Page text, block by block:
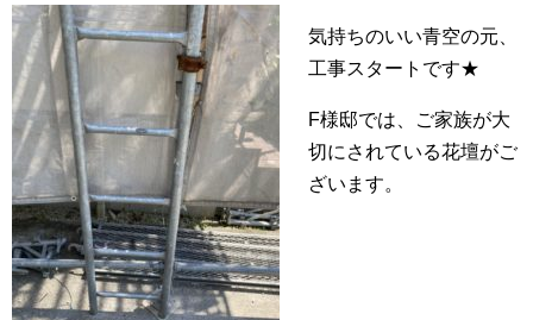
気持ちのいい青空の元、
工事スタートです★
F様邸では、ご家族が大
切にされている花壇がご
ざいます。